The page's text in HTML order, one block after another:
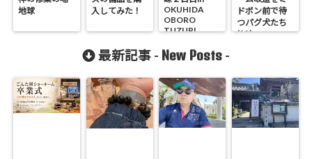
地球
入してみた！
OKUHIDA
OBORO
TUZURI
ドボン前で待
つパグ犬たち
(^^)
最新記事 - New Posts -